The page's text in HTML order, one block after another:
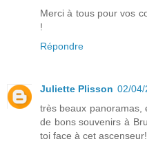
Merci à tous pour vos
!
Répondre
Juliette Plisson 02/
très beaux panoramas,
de bons souvenirs à
toi face à cet ascenseur!